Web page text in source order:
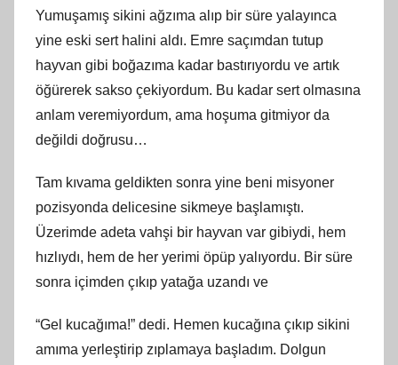
Yumuşamış sikini ağzıma alıp bir süre yalayınca
yine eski sert halini aldı. Emre saçımdan tutup
hayvan gibi boğazıma kadar bastırıyordu ve artık
öğürerek sakso çekiyordum. Bu kadar sert olmasına
anlam veremiyordum, ama hoşuma gitmiyor da
değildi doğrusu…
Tam kıvama geldikten sonra yine beni misyoner
pozisyonda delicesine sikmeye başlamıştı.
Üzerimde adeta vahşi bir hayvan var gibiydi, hem
hızlıydı, hem de her yerimi öpüp yalıyordu. Bir süre
sonra içimden çıkıp yatağa uzandı ve
“Gel kucağıma!” dedi. Hemen kucağına çıkıp sikini
amıma yerleştirip zıplamaya başladım. Dolgun